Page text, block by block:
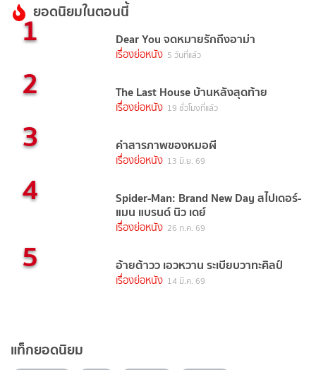
ยอดนิยมในตอนนี้
1 Dear You จดหมายรักถึงอาม่า
เรื่องย่อหนัง 5 วันที่แล้ว
2 The Last House บ้านหลังสุดท้าย
เรื่องย่อหนัง 19 ชั่วโมงที่แล้ว
3 คำสารภาพของหมอผี
เรื่องย่อหนัง 13 มิ.ย. 69
4 Spider-Man: Brand New Day สไปเดอร์-
แมน แบรนด์ นิว เดย์
เรื่องย่อหนัง 26 ก.ค. 69
5 อ้ายต้าวว เอวหวาน ระเบียบวาทะศิลป์
เรื่องย่อหนัง 14 มี.ค. 69
แท็กยอดนิยม